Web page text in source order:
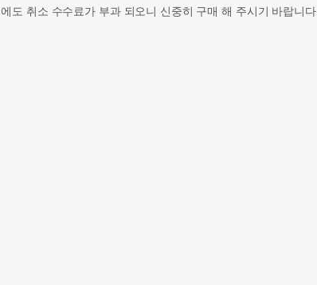
도 취소 수수료가 부과 되오니 신중히 구매 해 주시기 바랍니다.